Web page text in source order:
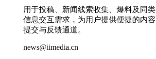
用于投稿、新闻线索收集、爆料及同类
信息交互需求，为用户提供便捷的内容
提交与反馈通道。
news@iimedia.cn